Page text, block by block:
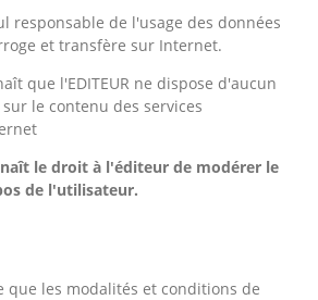
responsable de l'usage des données
et transfère sur Internet.
que l'EDITEUR ne dispose d'aucun
le contenu des services
le droit à l'éditeur de modérer le
de l'utilisateur.
que les modalités et conditions de